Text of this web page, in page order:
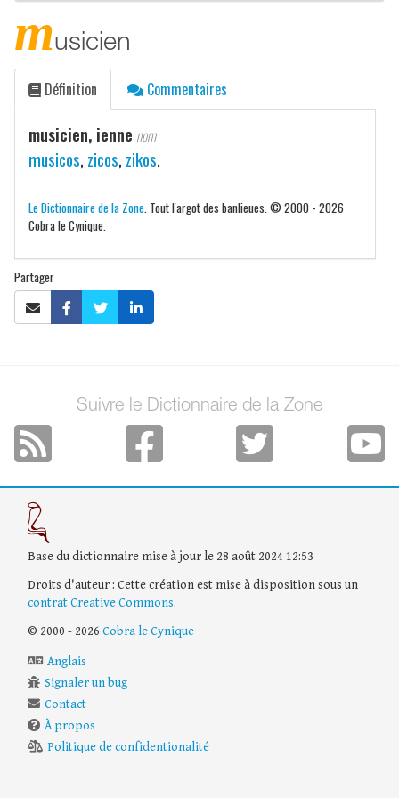
musicien
Définition Commentaires
musicien, ienne nom
musicos, zicos, zikos.
Le Dictionnaire de la Zone . Tout l'argot des banlieues. © 2000 - 2026
Cobra le Cynique.
Partager
Suivre le Dictionnaire de la Zone
Base du dictionnaire mise à jour le 28 août 2024 12:53
Droits d'auteur : Cette création est mise à disposition sous un
contrat Creative Commons.
© 2000 - 2026 Cobra le Cynique
Anglais
Signaler un bug
Contact
À propos
Politique de confidentionalité